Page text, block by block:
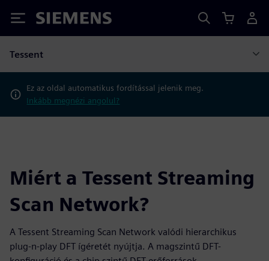
Siemens
Tessent
Ez az oldal automatikus fordítással jelenik meg.
Inkább megnézi angolul?
Miért a Tessent Streaming
Scan Network?
A Tessent Streaming Scan Network valódi hierarchikus
plug-n-play DFT ígéretét nyújtja. A magszintű DFT-